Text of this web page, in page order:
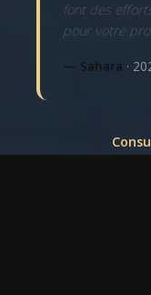
font des
pour votre
— Sahara ·